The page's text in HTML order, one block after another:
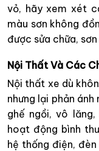
vỏ, hãy xem xét
màu sơn không
được sửa chữa,
Nội Thất Và Các
Nội thất xe dù
nhưng lại phản
ghế ngồi, vô
hoạt động bình
hệ thống điện,